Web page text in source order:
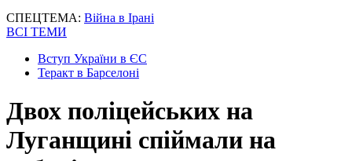
СПЕЦТЕМА: Війна в Ірані
ВСІ ТЕМИ
Вступ України в ЄС
Теракт в Барселоні
Двох поліцейських на
Луганщині спіймали на